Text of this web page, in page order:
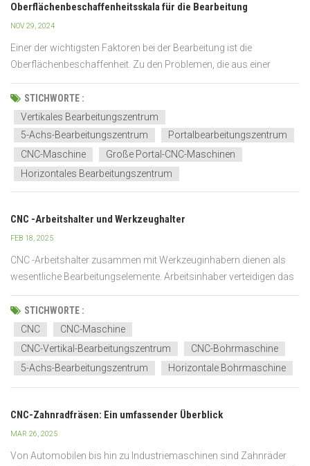
Oberflächenbeschaffenheitsskala für die Bearbeitung
NOV 29, 2024
Einer der wichtigsten Faktoren bei der Bearbeitung ist die
Oberflächenbeschaffenheit. Zu den Problemen, die aus einer
schlechten Oberflächenbeschaffenheit resultieren können,
gehören: höhere Verschleißraten, verringerte Effizienz und Ausfall
von Teilen bei lebenswichtigen Vorgängen. Dies verkürzt ni...
STICHWORTE :
Vertikales Bearbeitungszentrum
5-Achs-Bearbeitungszentrum
Portalbearbeitungszentrum
CNC-Maschine
Große Portal-CNC-Maschinen
Horizontales Bearbeitungszentrum
CNC -Arbeitshalter und Werkzeughalter
FEB 18, 2025
CNC -Arbeitshalter zusammen mit Werkzeuginhabern dienen als
wesentliche Bearbeitungselemente. Arbeitsinhaber verteidigen das
Werkstück gegen Schäden während der Bearbeitungsvorgänge,
und Werkzeuginhaber stellen eine präzise Werkzeugpositionierung
für den Schnittbetrieb fest. Genaue Ergebnisse hängen...
STICHWORTE :
CNC
CNC-Maschine
CNC-Vertikal-Bearbeitungszentrum
CNC-Bohrmaschine
5-Achs-Bearbeitungszentrum
Horizontale Bohrmaschine
CNC-Zahnradfräsen: Ein umfassender Überblick
MAR 26, 2025
Von Automobilen bis hin zu Industriemaschinen sind Zahnräder